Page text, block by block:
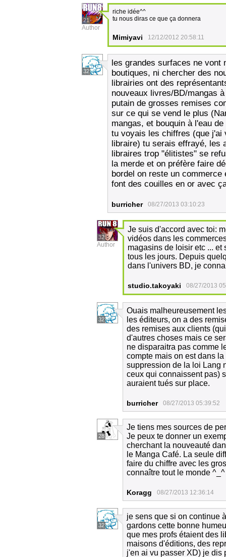
21
Author
riche idée^^
tu nous diras ce que ça donnera
Mimiyavi 12/12/2012 20:58:11
32
les grandes surfaces ne vont
boutiques, ni chercher des
librairies ont des
nouveaux livres/BD/mangas
putain de grosses remises
sur ce qui se vend le plus
mangas, et bouquin à l'eau
tu voyais les chiffres (que j'ai
libraire) tu serais effrayé, les
libraires trop "élitistes" se
la merde et on préfère faire
bordel on reste un
font des couilles en or avec
burricher 08/27/2013 03:10:23
32
Author
Je suis d'accord avec toi:
vidéos dans les
magasins de loisir etc ...
tous les jours. Depuis
dans l'univers BD, je
studio.takoyaki 08/27/2013
32
Ouais malheureusement
les éditeurs, on a des
des remises aux clients
d'autres choses mais ce
ne disparaitra pas comme
compte mais on est dans
suppression de la loi Lang
ceux qui connaissent pas)
auraient tués sur place.
burricher 08/27/2013 05:39:52
28
Je tiens mes sources de
Je peux te donner un
cherchant la nouveauté
le Manga Café. La seule
faire du chiffre avec les
connaître tout le monde ^_^
Koragg 08/27/2013 12:36:14
32
je sens que si on continue
gardons cette bonne
que mes profs étaient des
maisons d'éditions, des
j'en ai vu passer XD) je dis